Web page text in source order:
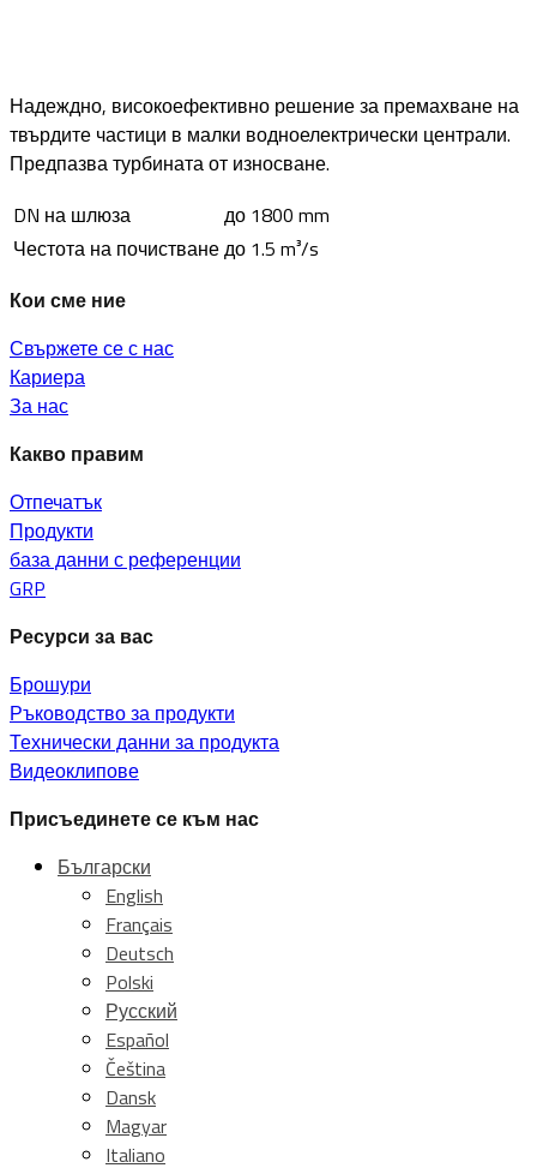
Надеждно, високоефективно решение за премахване на
твърдите частици в малки водноелектрически централи.
Предпазва турбината от износване.
DN на шлюза
до 1800 mm
Честота на почистванедо 1.5 m³/s
Кои сме ние
Свържете се с нас
Кариера
За нас
Какво правим
Отпечатък
Продукти
база данни с референции
GRP
Ресурси за вас
Брошури
Ръководство за продукти
Технически данни за продукта
Видеоклипове
Присъединете се към нас
Български
English
Français
Deutsch
Polski
Русский
Español
Čeština
Dansk
Magyar
Italiano